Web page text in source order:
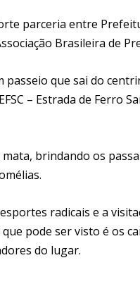
parceria entre
Brasileira de
que sai do
– Estrada de Ferro
brindando os
radicais e a
pode ser visto é os
do lugar.